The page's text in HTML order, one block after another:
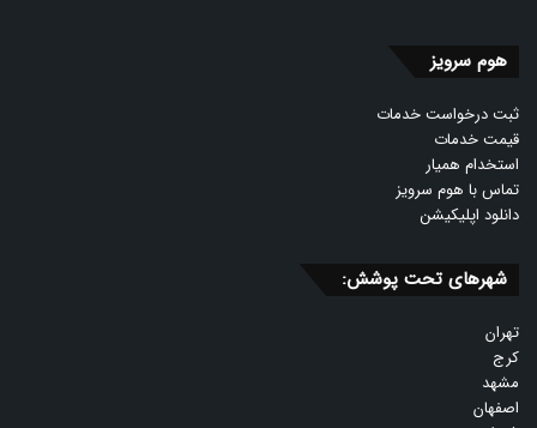
هوم سرویز
ثبت درخواست خدمات
قیمت خدمات
استخدام همیار
تماس با هوم سرویز
دانلود اپلیکیشن
شهرهای تحت پوشش:
تهران
کرج
مشهد
اصفهان